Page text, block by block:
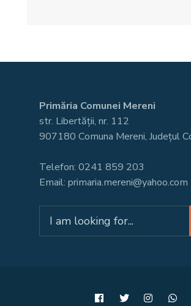
Primăria Comunei Mereni
str. Libertății, nr. 112
907180 Comuna Mereni, Județul
Telefon: 0241 859 203
Email: primaria.mereni@yahoo.com
for: